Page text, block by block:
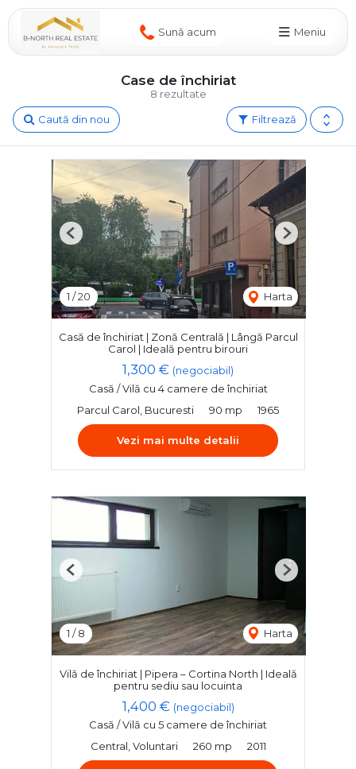
Sună acum Meniu
8 rezultate
Case de închiriat
Filtrează
Caută din nou
1 /20 Harta
Previous Next
Casă de închiriat | Zonă Centrală | Lângă Parcul
Carol | Ideală pentru birouri
1,300 € (negociabil)
Casă / Vilă cu 4 camere de închiriat
Parcul Carol, Bucuresti
90 mp 1965
Vezi mai multe detalii
1 /8 Harta
Previous Next
Vilă de închiriat | Pipera – Cortina North | Ideală
pentru sediu sau locuinta
1,400 € (negociabil)
Casă / Vilă cu 5 camere de închiriat
Central, Voluntari
260 mp 2011